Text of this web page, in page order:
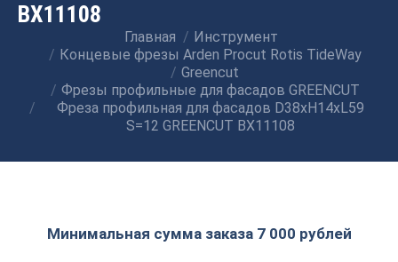
BX11108
Главная
Инструмент
Концевые фрезы Arden Procut Rotis TideWay
Greencut
Фрезы профильные для фасадов GREENCUT
Фреза профильная для фасадов D38xH14xL59
S=12 GREENCUT BX11108
Минимальная сумма заказа 7 000 рублей